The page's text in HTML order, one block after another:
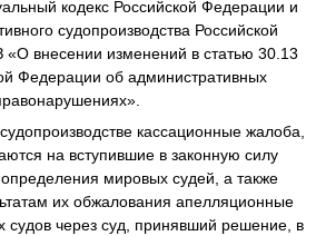
кодекс Российской Федерации и
судопроизводства Российской
внесении изменений в статью 30.13
Федерации об административных
судопроизводстве кассационные жалоба,
на вступившие в законную силу
мировых судей, а также
их обжалования апелляционные
судов через суд, принявший решение, в